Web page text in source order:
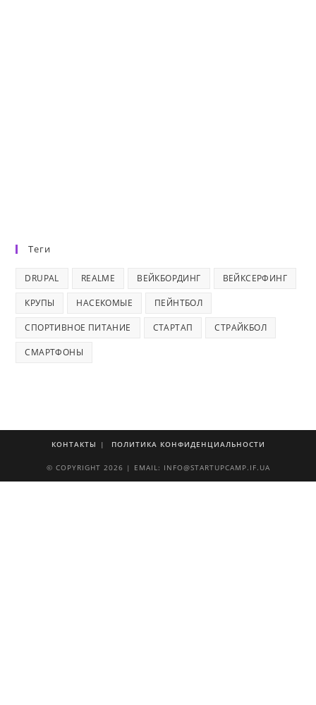
Теги
DRUPAL REALME ВЕЙКБОРДИНГ ВЕЙКСЕРФИНГ
КРУПЫ НАСЕКОМЫЕ ПЕЙНТБОЛ
СПОРТИВНОЕ ПИТАНИЕ СТАРТАП СТРАЙКБОЛ
СМАРТФОНЫ
КОНТАКТЫ ПОЛИТИКА КОНФИДЕНЦИАЛЬНОСТИ
© COPYRIGHT 2026 | EMAIL: INFO@STARTUPCAMP.IF.UA